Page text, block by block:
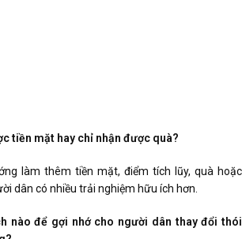
tiền mặt hay chỉ nhận được quà?
làm thêm tiền mặt, điểm tích lũy, quà hoặc
dân có nhiều trải nghiệm hữu ích hơn.
nào để gợi nhớ cho người dân thay đổi thói